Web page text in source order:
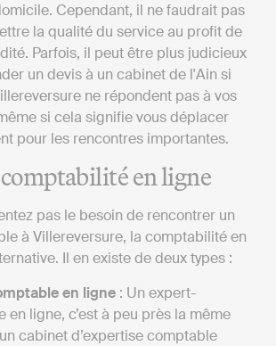
Cependant, il ne faudrait pas
la qualité du service au profit de
Parfois, il peut être plus judicieux
un devis à un cabinet de l'Ain si
ne répondent pas à vos
si cela signifie vous déplacer
pour les rencontres importantes.
en ligne
pas le besoin de rencontrer un
à Villereversure, la comptabilité en
Il en existe de deux types :
en ligne : Un expert-
en ligne, c’est à peu près la même
cabinet d’expertise comptable